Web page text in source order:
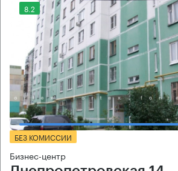
8.2
БЕЗ КОМИССИИ
Бизнес-центр